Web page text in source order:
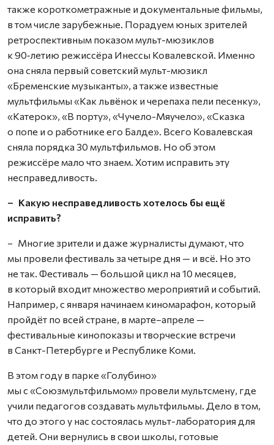
также короткометражные и документальные фильмы,
в том числе зарубежные. Порадуем юных зрителей
ретроспективным показом мульт-мюзиклов
к 90‑летию режиссёра Инессы Ковалевской. Именно
она сняла первый советский мульт-мюзикл
«Бременские музыканты», а также известные
мультфильмы «Как львёнок и черепаха пели песенку»,
«Катерок», «В порту», «Чучело-Мяучело», «Сказка
о попе и о работнике его Балде». Всего Ковалевская
сняла порядка 30 мультфильмов. Но об этом
режиссёре мало что знаем. Хотим исправить эту
несправедливость.
– Какую несправедливость хотелось бы ещё
исправить?
– Многие зрители и даже журналисты думают, что
мы провели фестиваль за четыре дня — и всё. Но это
не так. Фестиваль — большой цикл на 10 месяцев,
в который входит множество мероприятий и событий.
Например, с января начинаем киномарафон, который
пройдёт по всей стране, в марте–апреле —
фестивальные кинопоказы и творческие встречи
в Санкт-Петербурге и Республике Коми.
В этом году в парке «Голубино»
мы с «Союзмультфильмом» провели мультсмену, где
учили педагогов создавать мультфильмы. Дело в том,
что до этого у нас состоялась мульт-лаборатория для
детей. Они вернулись в свои школы, готовые